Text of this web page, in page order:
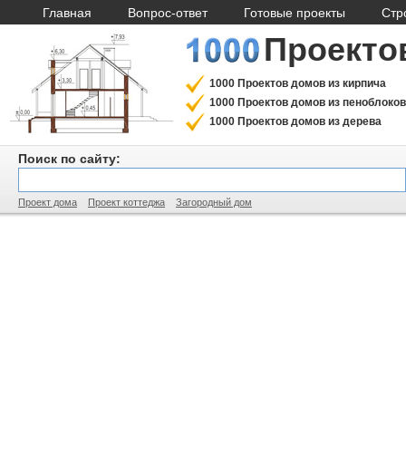
Главная Вопрос-ответ Готовые проекты
1000 Проектов домов из кирпича
1000 Проектов домов из пеноблоков
1000 Проектов домов из дерева
Поиск по сайту:
Проект дома Проект коттеджа Загородный дом